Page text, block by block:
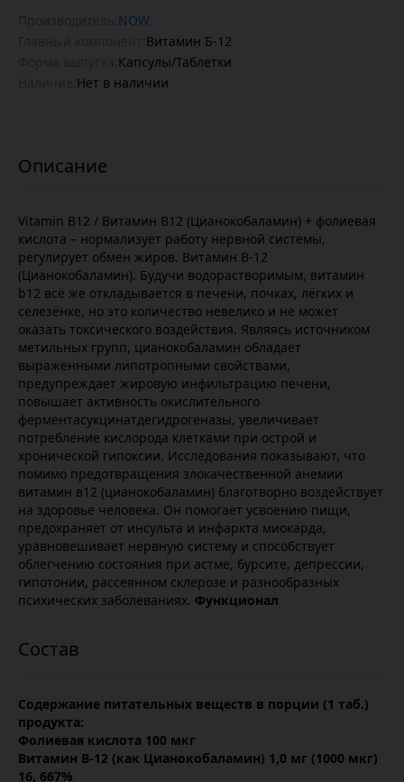
NOW
Витамин Б-12
Капсулы/Таблетки
Нет в наличии
Vitamin B12 / Витамин B12 (Цианокобаламин) + фолиевая
кислота – нормализует работу нервной системы,
регулирует обмен жиров. Витамин В-12
(Цианокобаламин). Будучи водорастворимым, витамин
b12 всё же откладывается в печени, почках, лёгких и
селезёнке, но это количество невелико и не может
оказать токсического воздействия. Являясь источником
метильных групп, цианокобаламин обладает
выраженными липотропными свойствами,
предупреждает жировую инфильтрацию печени,
повышает активность окислительного
ферментасукцинатдегидрогеназы, увеличивает
потребление кислорода клетками при острой и
хронической гипоксии. Исследования показывают, что
помимо предотвращения злокачественной анемии
витамин в12 (цианокобаламин) благотворно воздействует
на здоровье человека. Он помогает усвоению пищи,
предохраняет от инсульта и инфаркта миокарда,
уравновешивает нервную систему и способствует
облегчению состояния при астме, бурсите, депрессии,
гипотонии, рассеянном склерозе и разнообразных
психических заболеваниях. Функционал
Содержание питательных веществ в порции (1 таб.)
продукта:
Фолиевая кислота 100 мкг
Витамин B-12 (как Цианокобаламин) 1,0 мг (1000 мкг)
16, 667%